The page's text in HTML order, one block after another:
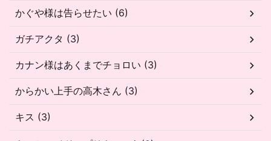
かぐや様は告らせたい (6)
ガチアクタ (3)
カナン様はあくまでチョロい (3)
からかい上手の高木さん (3)
キス (3)